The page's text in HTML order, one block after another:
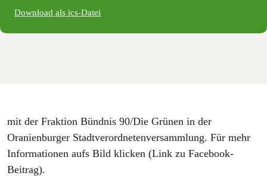
Download als ics-Datei
mit der Fraktion Bündnis 90/Die Grünen in der
Oranienburger Stadtverordnetenversammlung. Für mehr
Informationen aufs Bild klicken (Link zu Facebook-
Beitrag).